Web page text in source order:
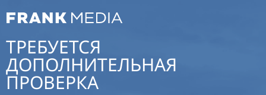
ТРЕБУЕТСЯ
ДОПОЛНИТЕЛЬНАЯ
ПРОВЕРКА